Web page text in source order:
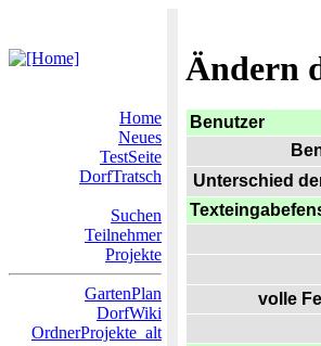
Ändern
Home
Neues
TestSeite
DorfTratsch
Suchen
Teilnehmer
Projekte
GartenPlan
DorfWiki
OrdnerProjekte_alt
Benutzer
Unterschied
volle